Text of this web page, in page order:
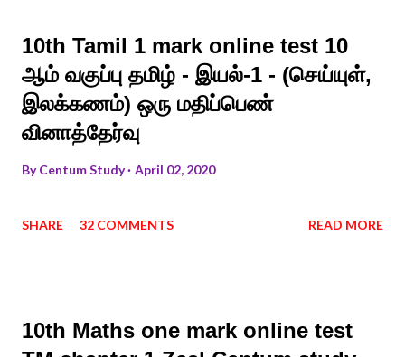
10th Tamil 1 mark online test 10
ஆம் வகுப்பு தமிழ் - இயல்-1 - (செய்யுள்,
இலக்கணம்) ஒரு மதிப்பெண்
வினாத்தேர்வு
ByCentum Study April 02, 2020
SHARE 32 COMMENTS READ MORE
10th Maths one mark online test